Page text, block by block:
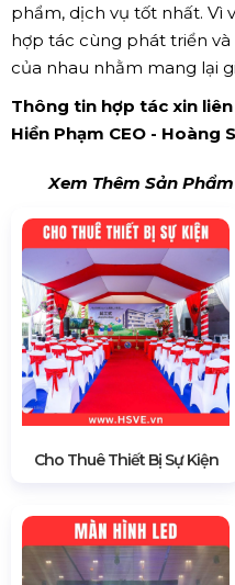
phẩm, dịch vụ tốt nhất. Vì
hợp tác cùng phát triển
của nhau nhằm mang lại
Thông tin hợp tác xin liên
Hiền Phạm CEO - Hoàng
Xem Thêm Sản
Cho Thuê Thiết Bị Sự Kiện